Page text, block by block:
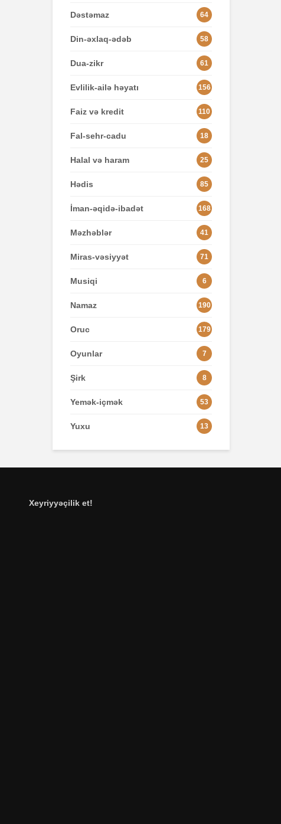
Dəstəmaz 64
Din-əxlaq-ədəb 58
Dua-zikr 61
Evlilik-ailə həyatı 156
Faiz və kredit 110
Fal-sehr-cadu 18
Halal və haram 25
Hədis 85
İman-əqidə-ibadət 168
Məzhəblər 41
Miras-vəsiyyət 71
Musiqi 6
Namaz 190
Oruc 179
Oyunlar 7
Şirk 8
Yemək-içmək 53
Yuxu 13
Xeyriyyəçilik et!